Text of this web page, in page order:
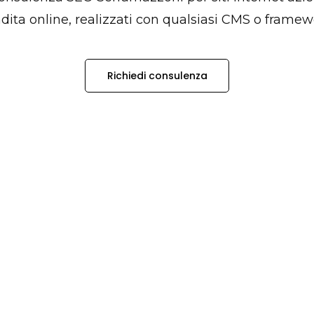
online, realizzati con qualsiasi CMS o
Richiedi consulenza